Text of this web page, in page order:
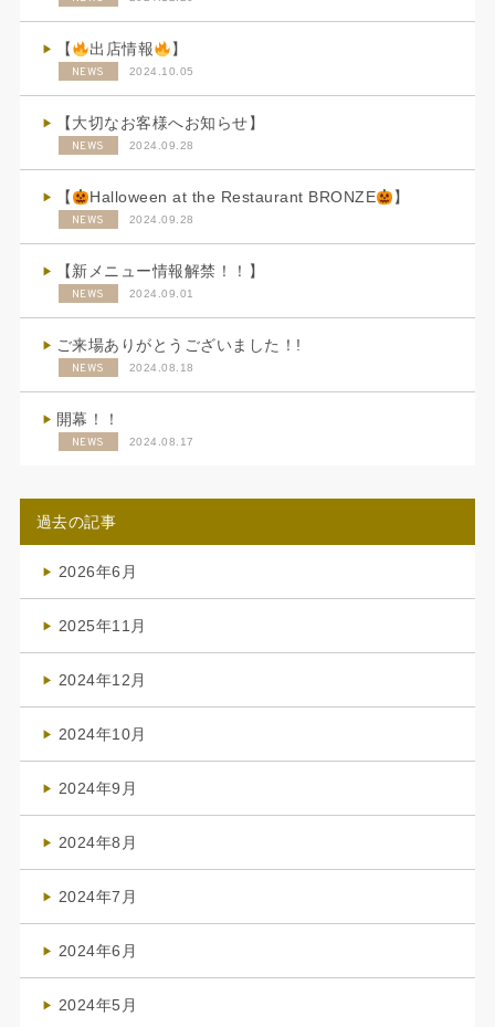
【 出店情報 】
NEWS 2024.10.05
【大切なお客様へお知らせ】
NEWS 2024.09.28
【 Halloween at the Restaurant BRONZE 】
NEWS 2024.09.28
【新メニュー情報解禁！！】
NEWS 2024.09.01
ご来場ありがとうございました！!
NEWS 2024.08.18
開幕！！
NEWS 2024.08.17
過去の記事
2026年6月
2025年11月
2024年12月
2024年10月
2024年9月
2024年8月
2024年7月
2024年6月
2024年5月